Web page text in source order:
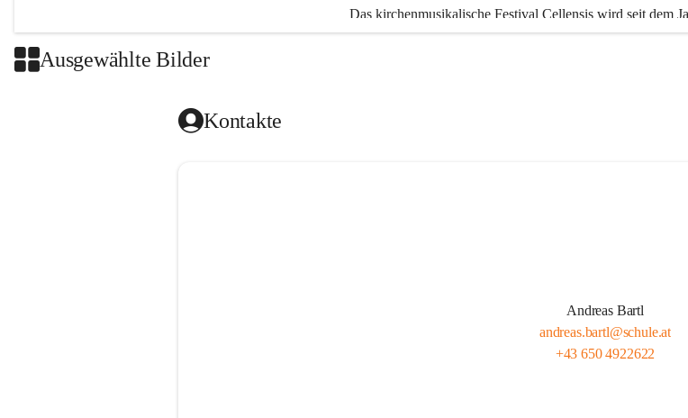
Das kirchenmusikalische Festival Cellensis wird seit dem
Ausgewählte Bilder
Kontakte
Andreas Bartl
andreas.bartl@schule.at
+43 650 4922622